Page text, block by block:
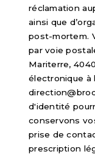
réclamation
ainsi que
post-mortem.
par voie
Mariterre,
électronique à
d'identité
conservons
prise de
prescription